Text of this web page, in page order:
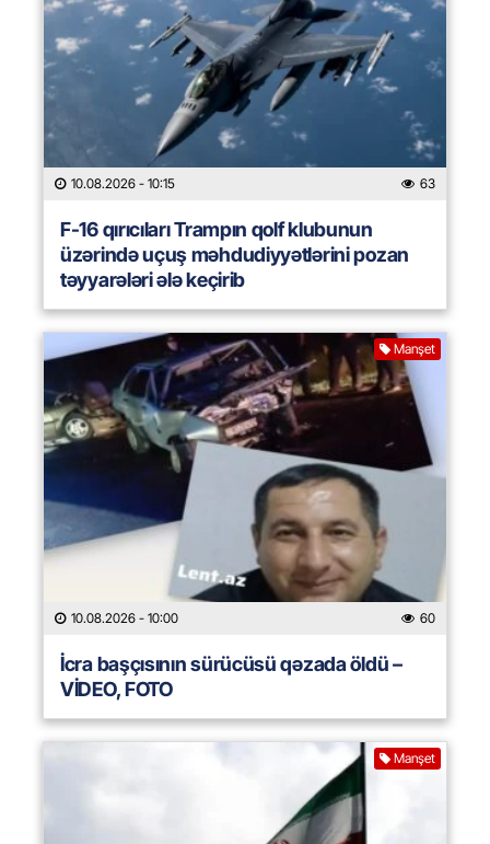
10.08.2026 - 10:15 63
F-16 qırıcıları Trampın qolf klubunun
üzərində uçuş məhdudiyyətlərini pozan
təyyarələri ələ keçirib
Manşet
10.08.2026 - 10:00 60
İcra başçısının sürücüsü qəzada öldü –
VİDEO, FOTO
Manşet